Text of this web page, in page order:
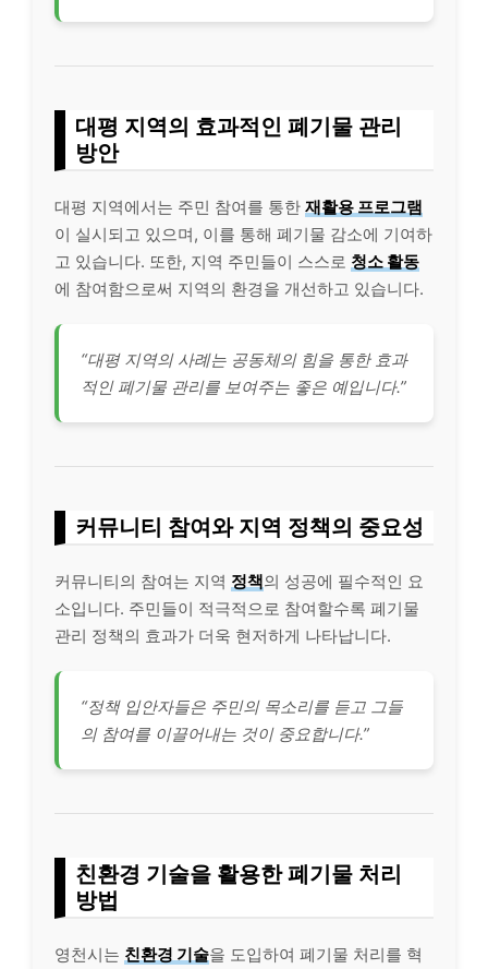
대평 지역의 효과적인 폐기물 관리
방안
대평 지역에서는 주민 참여를 통한 재활용 프로그램
이 실시되고 있으며, 이를 통해 폐기물 감소에 기여하
고 있습니다. 또한, 지역 주민들이 스스로 청소 활동
에 참여함으로써 지역의 환경을 개선하고 있습니다.
“대평 지역의 사례는 공동체의 힘을 통한 효과
적인 폐기물 관리를 보여주는 좋은 예입니다.”
커뮤니티 참여와 지역 정책의 중요성
커뮤니티의 참여는 지역 정책의 성공에 필수적인 요
소입니다. 주민들이 적극적으로 참여할수록 폐기물
관리 정책의 효과가 더욱 현저하게 나타납니다.
“정책 입안자들은 주민의 목소리를 듣고 그들
의 참여를 이끌어내는 것이 중요합니다.”
친환경 기술을 활용한 폐기물 처리
방법
영천시는 친환경 기술을 도입하여 폐기물 처리를 혁